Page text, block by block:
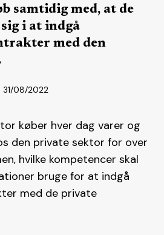
samtidig med, at de
i at indgå
med den
31/08/2022
køber hver dag varer og
den private sektor for over
hvilke kompetencer skal
bruge for at indgå
med de private